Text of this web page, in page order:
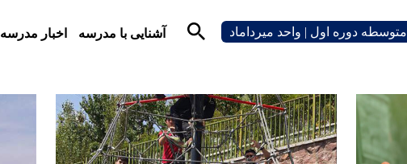
متوسطه دوره اول | واحد میرداماد آشنایی با مدرسه اخبار مدرسه